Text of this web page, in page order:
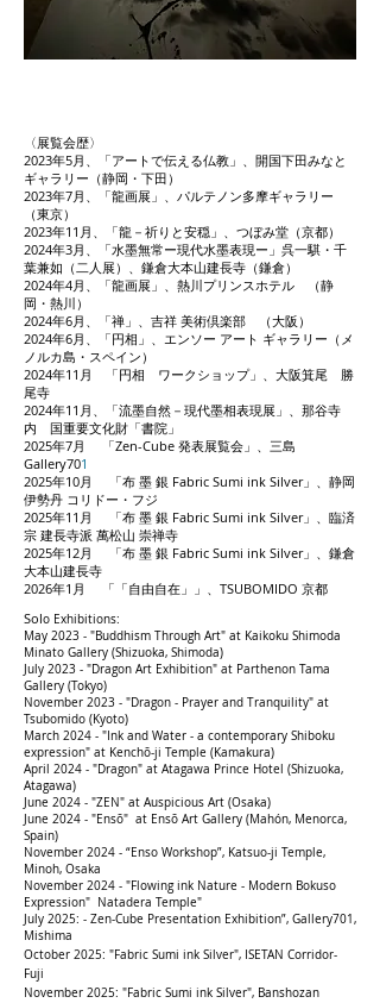
〈展覧会歴〉
2023年5月、「アートで伝える仏教」、開国下田みなと
ギャラリー（静岡・下田）
2023年7月、「龍画展」、パルテノン多摩ギャラリー
（東京）
2023年11月、「龍－祈りと安穏」、つぼみ堂（京都）
2024年3月、「水墨無常ー現代水墨表現ー」呉一騏・千
葉兼如（二人展）、鎌倉大本山建長寺（鎌倉）
2024年4月、「龍画展」、熱川プリンスホテル （静
岡・熱川）
2024年6月、「禅」、吉祥 美術倶楽部 （大阪）
2024年6月、「円相」、エンソー アート ギャラリー（メ
ノルカ島・スペイン）
2024年11月 「円相 ワークショップ」、大阪箕尾 勝
尾寺
2024年11月、「流墨自然－現代墨相表現展」、那谷寺
内 国重要文化財「書院」
2025年7月 「Zen-Cube 発表展覧会」、三島
Gallery701
2025年10月 「布 墨 銀 Fabric Sumi ink Silver」、静岡
伊勢丹 コリドー・フジ
2025年11月 「布 墨 銀 Fabric Sumi ink Silver」、臨済
宗 建長寺派 萬松山 崇禅寺
2025年12月 「布 墨 銀 Fabric Sumi ink Silver」、鎌倉
大本山建長寺
2026年1月 「「自由自在」」、TSUBOMIDO 京都
Solo Exhibitions:
May 2023 - "Buddhism Through Art" at Kaikoku Shimoda
Minato Gallery (Shizuoka, Shimoda)
July 2023 - "Dragon Art Exhibition" at Parthenon Tama
Gallery (Tokyo)
November 2023 - "Dragon - Prayer and Tranquility" at
Tsubomido (Kyoto)
March 2024 - "Ink and Water - a contemporary Shiboku
expression" at Kenchō-ji Temple (Kamakura)
April 2024 - "Dragon" at Atagawa Prince Hotel (Shizuoka,
Atagawa)
June 2024 - "ZEN" at Auspicious Art (Osaka)
June 2024 - "Ensō" at Ensō Art Gallery (Mahón, Menorca,
Spain)
November 2024 - “Enso Workshop”, Katsuo-ji Temple,
Minoh, Osaka
November 2024 - "Flowing ink Nature - Modern Bokuso
Expression" Natadera Temple"
July 2025: - Zen-Cube Presentation Exhibition”, Gallery701,
Mishima
October 2025: "Fabric Sumi ink Silver", ISETAN Corridor-
Fuji
November 2025: "Fabric Sumi ink Silver", Banshozan